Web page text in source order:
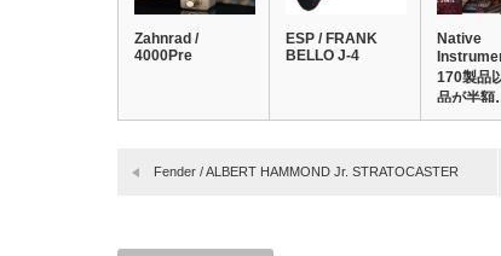
Zahnrad /
4000Pre
ESP / FRANK
BELLO J-4
Native
170製品
品が半
Fender / ALBERT HAMMOND Jr. STRATOCASTER